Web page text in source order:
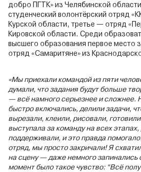
добро ПГТК» из Челябинской
студенческий волонтёрский отряд
Курской области, третье — отряд
Кировской области. Среди
высшего образования первое место
отряд «Самаритяне» из
«Мы приехали командой из пяти
думали, что задания будут больше
— всё намного серьезнее и сложнее.
быстро включались, делили задачи,
вырезали, клеили, рисовали,
выступала за команду на всех этапах,
поддерживали, и это правда
отряд, мы просто закричали! Я
на сцену — даже немного запинались
момент было такое чувство: “Всё